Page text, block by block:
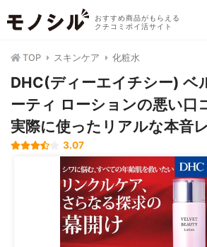
おすすめ商品がもらえる
クチコミポイ活サイト
TOP スキンケア 化粧水
DHC(ディーエイチシー) ベ
ーティ ローションの悪い口
実際に使ったリアルな本音
3.07